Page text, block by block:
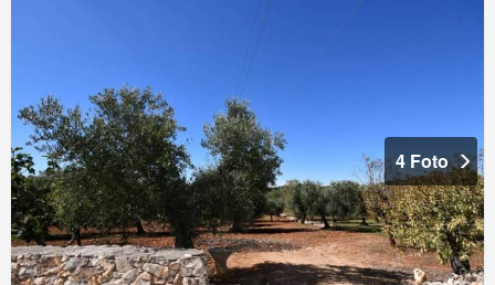
4 Foto